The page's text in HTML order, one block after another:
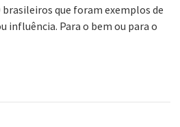
brasileiros que foram exemplos de
influência. Para o bem ou para o